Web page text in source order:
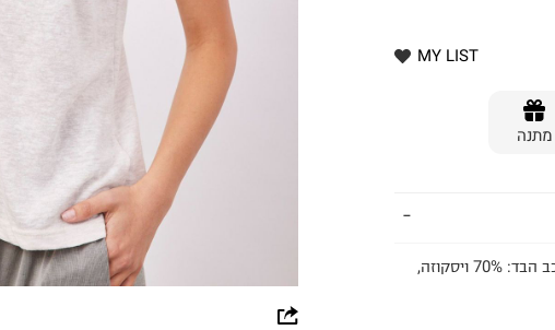
MY LIST
מתנה
חולצה מבד שקפקף עם סגירת כפתורים ושרוולים קצרים. הרכב הבד: 70% ויסקוזה,